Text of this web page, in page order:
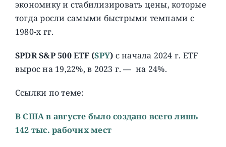
экономику и стабилизировать цены, которые
тогда росли самыми быстрыми темпами с
1980-х гг.
SPDR S&P 500 ETF (SPY) с начала 2024 г. ETF
вырос на 19,22%, в 2023 г. — на 24%.
Ссылки по теме:
В США в августе было создано всего лишь
142 тыс. рабочих мест